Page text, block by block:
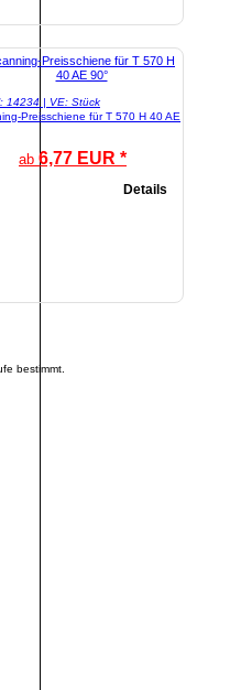
14234 | VE: Stück
Preisschiene für T 570 H 40 AE
ab 6,77 EUR *
Details
bestimmt.